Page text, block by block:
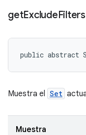
getExcludeFilters
public abstract
Muestra el Set
Muestra